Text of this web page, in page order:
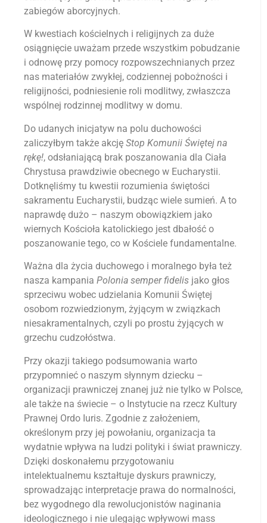
zabiegów aborcyjnych.
W kwestiach kościelnych i religijnych za duże
osiągnięcie uważam przede wszystkim pobudzanie
i odnowę przy pomocy rozpowszechnianych przez
nas materiałów zwykłej, codziennej pobożności i
religijności, podniesienie roli modlitwy, zwłaszcza
wspólnej rodzinnej modlitwy w domu.
Do udanych inicjatyw na polu duchowości
zaliczyłbym także akcję Stop Komunii Świętej na
rękę!, odsłaniającą brak poszanowania dla Ciała
Chrystusa prawdziwie obecnego w Eucharystii.
Dotknęliśmy tu kwestii rozumienia świętości
sakramentu Eucharystii, budząc wiele sumień. A to
naprawdę dużo – naszym obowiązkiem jako
wiernych Kościoła katolickiego jest dbałość o
poszanowanie tego, co w Kościele fundamentalne.
Ważna dla życia duchowego i moralnego była też
nasza kampania Polonia semper fidelis jako głos
sprzeciwu wobec udzielania Komunii Świętej
osobom rozwiedzionym, żyjącym w związkach
niesakramentalnych, czyli po prostu żyjących w
grzechu cudzołóstwa.
Przy okazji takiego podsumowania warto
przypomnieć o naszym słynnym dziecku –
organizacji prawniczej znanej już nie tylko w Polsce,
ale także na świecie – o Instytucie na rzecz Kultury
Prawnej Ordo Iuris. Zgodnie z założeniem,
określonym przy jej powołaniu, organizacja ta
wydatnie wpływa na ludzi polityki i świat prawniczy.
Dzięki doskonałemu przygotowaniu
intelektualnemu kształtuje dyskurs prawniczy,
sprowadzając interpretacje prawa do normalności,
bez wygodnego dla rewolucjonistów naginania
ideologicznego i nie ulegając wpływowi mass